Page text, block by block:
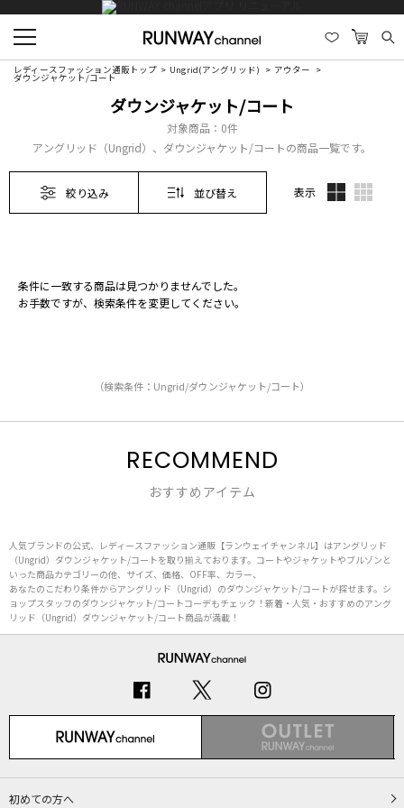
レディースファッション通販トップ Ungrid(アングリッド) アウター
ダウンジャケット/コート
ダウンジャケット/コート
対象商品： 0件
アングリッド（Ungrid）、ダウンジャケット/コートの商品一覧です。
絞り込み 並び替え 表示
条件に一致する商品は見つかりませんでした。
お手数ですが、検索条件を変更してください。
（検索条件：Ungrid/ダウンジャケット/コート）
RECOMMEND
おすすめアイテム
人気ブランドの公式、レディースファッション通販【ランウェイチャンネル】はアングリッド
（Ungrid）ダウンジャケット/コートを取り揃えております。コートやジャケットやブルゾンと
いった商品カテゴリーの他、サイズ、価格、OFF率、カラー、
あなたのこだわり条件からアングリッド（Ungrid）のダウンジャケット/コートが探せます。シ
ョップスタッフのダウンジャケット/コートコーデもチェック！新着・人気・おすすめのアング
リッド（Ungrid）ダウンジャケット/コート商品が満載！
初めての方へ